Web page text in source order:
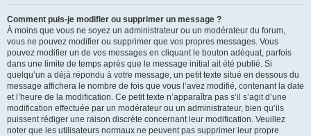
Comment puis-je modifier ou supprimer un message ?
À moins que vous ne soyez un administrateur ou un modérateur du forum,
vous ne pouvez modifier ou supprimer que vos propres messages. Vous
pouvez modifier un de vos messages en cliquant le bouton adéquat, parfois
dans une limite de temps après que le message initial ait été publié. Si
quelqu’un a déjà répondu à votre message, un petit texte situé en dessous du
message affichera le nombre de fois que vous l’avez modifié, contenant la date
et l’heure de la modification. Ce petit texte n’apparaîtra pas s’il s’agit d’une
modification effectuée par un modérateur ou un administrateur, bien qu’ils
puissent rédiger une raison discrète concernant leur modification. Veuillez
noter que les utilisateurs normaux ne peuvent pas supprimer leur propre